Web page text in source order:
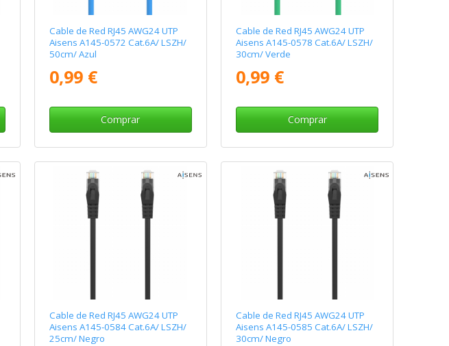
Cable de Red RJ45 AWG24 UTP
Aisens A145-0572 Cat.6A/ LSZH/
50cm/ Azul
0,99 €
Comprar
Cable de Red RJ45 AWG24 UTP
Aisens A145-0578 Cat.6A/ LSZH/
30cm/ Verde
0,99 €
Comprar
Cable de Red RJ45 AWG24 UTP
Aisens A145-0584 Cat.6A/ LSZH/
25cm/ Negro
Cable de Red RJ45 AWG24 UTP
Aisens A145-0585 Cat.6A/ LSZH/
30cm/ Negro